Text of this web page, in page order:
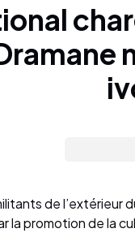
de l’extérieur
la promotion de la